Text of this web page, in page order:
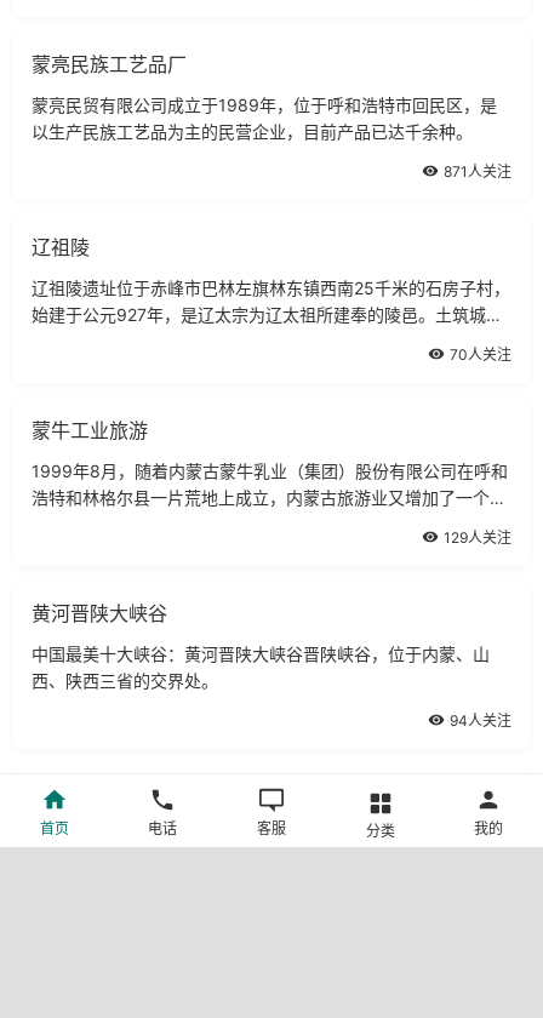
蒙亮民族工艺品厂
蒙亮民贸有限公司成立于1989年，位于呼和浩特市回民区，是
以生产民族工艺品为主的民营企业，目前产品已达千余种。
871人关注
辽祖陵
辽祖陵遗址位于赤峰市巴林左旗林东镇西南25千米的石房子村，
始建于公元927年，是辽太宗为辽太祖所建奉的陵邑。土筑城墙
中为供奉太祖先人遗像的两明殿和二仪殿遗址;内城外侧台地保存
谷中，泉水
70人关注
蒙牛工业旅游
1999年8月，随着内蒙古蒙牛乳业（集团）股份有限公司在呼和
浩特和林格尔县一片荒地上成立，内蒙古旅游业又增加了一个亮
129人关注
黄河晋陕大峡谷
中国最美十大峡谷：黄河晋陕大峡谷晋陕峡谷，位于内蒙、山
西、陕西三省的交界处。
94人关注
塔王府
塔王府位于阿拉善盟额济纳旗达来呼布镇东2公里处，是塔旺嘉
首页 电话 客服 分类 我的